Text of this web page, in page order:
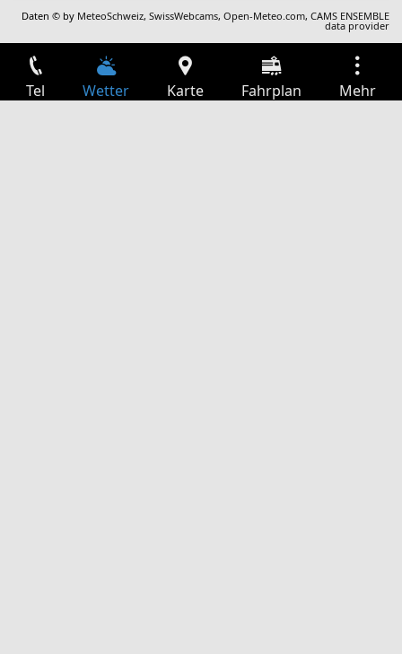
Daten © by MeteoSchweiz,SwissWebcams,Open-Meteo.com,CAMS ENSEMBLE
data provider
Tel Wetter Karte Fahrplan Mehr